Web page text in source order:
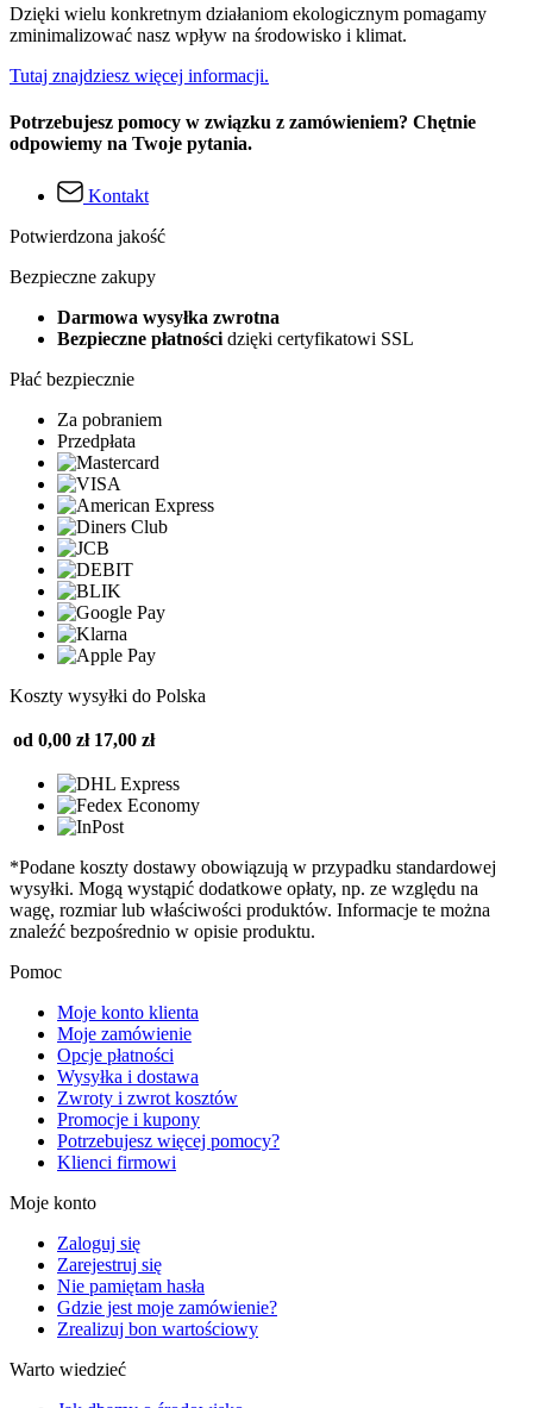
Dzięki wielu konkretnym działaniom ekologicznym pomagamy
zminimalizować nasz wpływ na środowisko i klimat.
Tutaj znajdziesz więcej informacji.
Potrzebujesz pomocy w związku z zamówieniem? Chętnie
odpowiemy na Twoje pytania.
Kontakt
Potwierdzona jakość
Bezpieczne zakupy
Darmowa wysyłka zwrotna
Bezpieczne płatności dzięki certyfikatowi SSL
Płać bezpiecznie
Za pobraniem
Przedpłata
Koszty wysyłki do Polska
od 0,00 zł 17,00 zł
*Podane koszty dostawy obowiązują w przypadku standardowej
wysyłki. Mogą wystąpić dodatkowe opłaty, np. ze względu na
wagę, rozmiar lub właściwości produktów. Informacje te można
znaleźć bezpośrednio w opisie produktu.
Pomoc
Moje konto klienta
Moje zamówienie
Opcje płatności
Wysyłka i dostawa
Zwroty i zwrot kosztów
Promocje i kupony
Potrzebujesz więcej pomocy?
Klienci firmowi
Moje konto
Zaloguj się
Zarejestruj się
Nie pamiętam hasła
Gdzie jest moje zamówienie?
Zrealizuj bon wartościowy
Warto wiedzieć